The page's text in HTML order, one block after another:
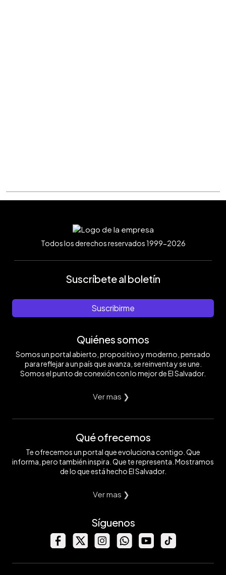
Todos los derechos reservados 1999-2026
Suscríbete al boletín
Suscribirme
Quiénes somos
Somos un portal abierto, propositivo y moderno, pensado
para reflejar a un país que avanza, se reinventa y se une.
Somos el punto de conexión con lo mejor de El Salvador.
Ver mas ❯
Qué ofrecemos
Te ofrecemos un portal que evoluciona contigo. Que
informa, pero también inspira. Que te representa. Mostramos
de lo que está hecho El Salvador.
Ver mas ❯
Síguenos